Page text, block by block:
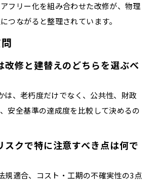
フリー化を組み合わせた改修が、物理
つながると整理されています。
改修と建替えのどちらを選ぶべ
は、老朽度だけでなく、公共性、財政
安全基準の達成度を比較して決めるの
スクで特に注意すべき点は何で
規適合、コスト・工期の不確実性の3点